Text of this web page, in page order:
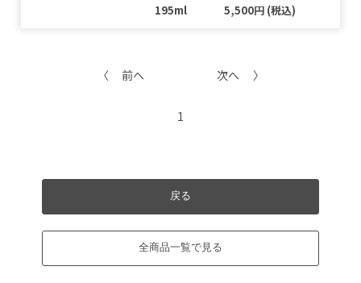
195ml 5,500円 (税込)
前へ
1
次へ
戻る
全商品一覧で見る